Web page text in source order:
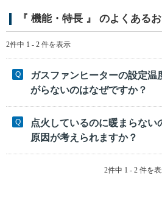
『 機能・特長 』 のよくある
2件中 1 - 2 件を表示
ガスファンヒーターの設定温
がらないのはなぜですか？
点火しているのに暖まらない
原因が考えられますか？
2件中 1 - 2 件を